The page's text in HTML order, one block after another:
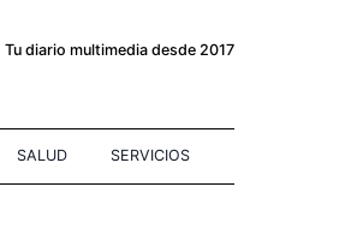
Tu diario multimedia desde 2017
SALUD SERVICIOS